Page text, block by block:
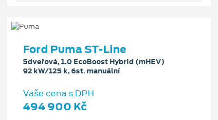
Ford Puma ST-Line
5dveřová, 1.0 EcoBoost Hybrid (mHEV)
92 kW/125 k, 6st. manuální
Vaše cena s DPH
494 900 Kč